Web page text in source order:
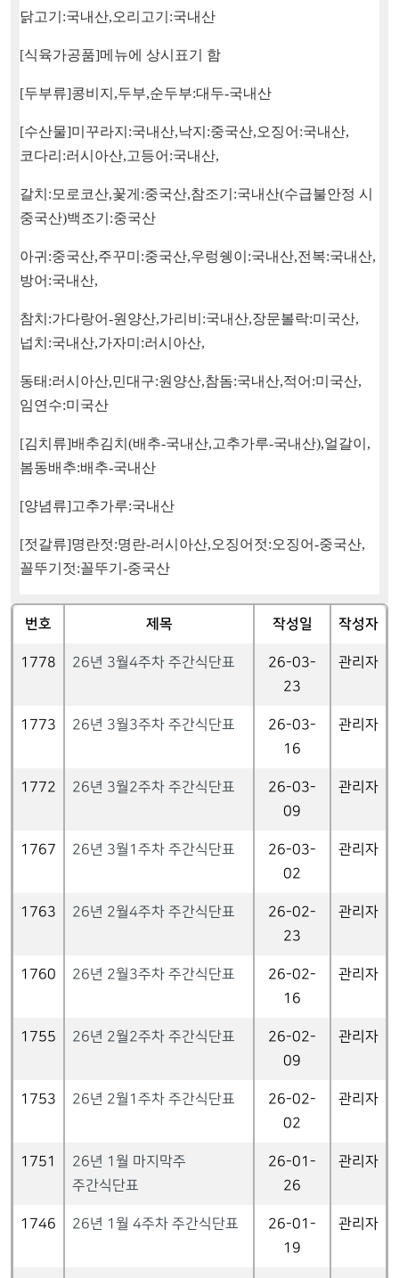
닭고기 :국내산,오리고기 :국내산
[식육가공품]메뉴에 상시표기 함
[두부류]콩비지 ,두부,순두부:대두-국내산
[수산물]미꾸라지 :국내산,낙지 :중국산,오징어 :국내산,
코다리 :러시아산,고등어 :국내산,
갈치 : 모로코산,꽃게 :중국산,참조기 :국내산(수급불안정 시
중국산)백조기 :중국산
아귀 :중국산,주꾸미 :중국산,우렁쉥이 :국내산,전복:국내산,
방어 :국내산,
참치 :가다랑어-원양산,가리비 :국내산,장문볼락:미국산,
넙치 :국내산,가자미 :러시아산,
동태 :러시아산,민대구:원양산,참돔:국내산,적어 :미국산,
임연수:미국산
[김치류]배추김치 (배추-국내산,고추가루-국내산),얼갈이 ,
봄동배추:배추-국내산
[양념류]고추가루:국내산
[젓갈류]명란젓:명란-러시아산,오징어젓:오징어-중국산,
꼴뚜기젓:꼴뚜기 -중국산
번호 제목 작성일 작성자
1778 26년 3월4주차 주간식단표
26-03-
23
관리자
1773 26년 3월3주차 주간식단표
26-03-
16
관리자
1772 26년 3월2주차 주간식단표
26-03-
09
관리자
1767 26년 3월1주차 주간식단표
26-03-
02
관리자
1763 26년 2월4주차 주간식단표
26-02-
23
관리자
1760 26년 2월3주차 주간식단표
26-02-
16
관리자
1755 26년 2월2주차 주간식단표
26-02-
09
관리자
1753 26년 2월1주차 주간식단표
26-02-
02
관리자
1751
26년 1월 마지막주
주간식단표
26-01-
26
관리자
1746 26년 1월 4주차 주간식단표
26-01-
19
관리자